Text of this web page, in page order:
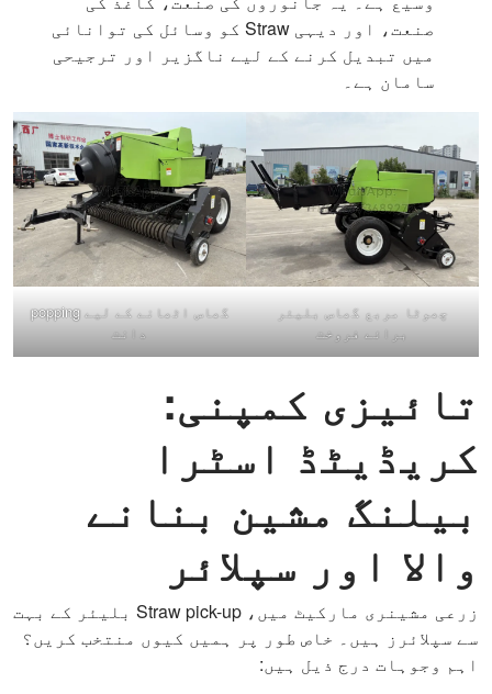
صنعت، اور دیہی Straw کو وسائل کی توانائی
میں تبدیل کرنے کے لیے ناگزیر اور ترجیحی
سامان ہے۔
چھوٹا مربع گھاس بلیئر
برائے فروخت
گھاس اٹھانے کے لیے popping
دانت
تائیزی کمپنی:
کریڈیٹڈ اسٹرا
بیلنگ مشین بنانے
والا اور سپلائر
زرعی مشینری مارکیٹ میں، Straw pick-up بلیئر کے بہت
سے سپلائرز ہیں۔ خاص طور پر ہمیں کیوں منتخب کریں؟
اہم وجوہات درج ذیل ہیں: